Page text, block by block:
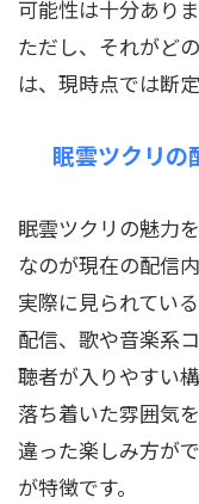
可能性は十分ありま
ただし、それがど
は、現時点では断
眠雲ツクリの
眠雲ツクリの魅力
なのが現在の配信内
実際に見られてい
配信、歌や音楽系
聴者が入りやすい
落ち着いた雰囲気
違った楽しみ方が
が特徴です。